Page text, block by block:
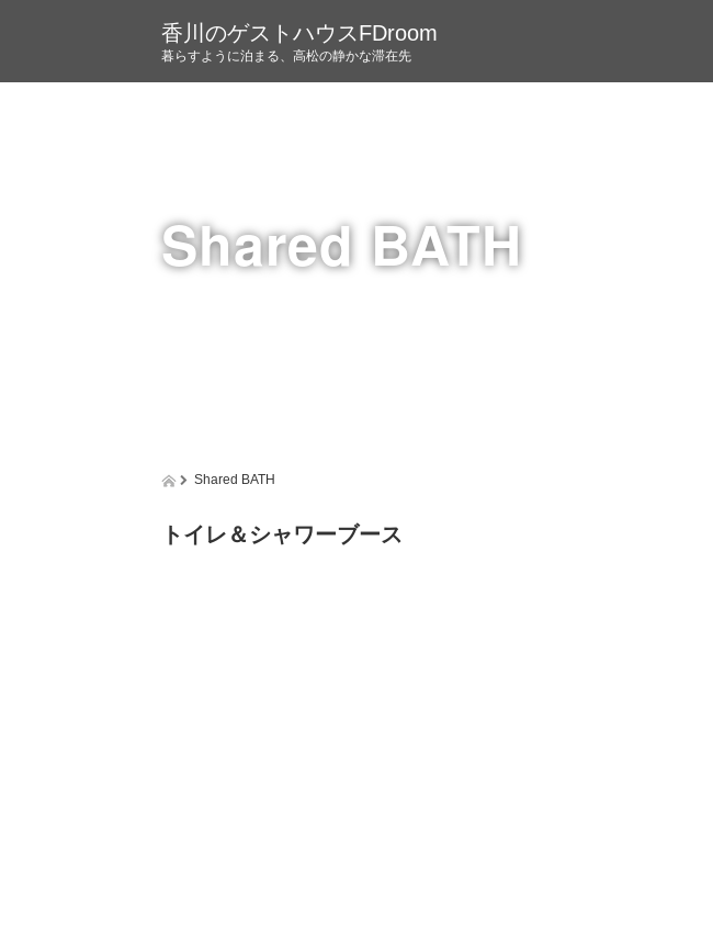
香川のゲストハウスFDroom
暮らすように泊まる、高松の静かな滞在先
Shared BATH
Shared BATH
トイレ＆シャワーブース